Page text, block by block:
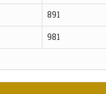
891
981